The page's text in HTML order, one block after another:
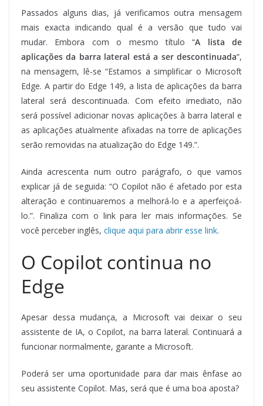
Passados alguns dias, já verificamos outra mensagem
mais exacta indicando qual é a versão que tudo vai
mudar. Embora com o mesmo título “A lista de
aplicações da barra lateral está a ser descontinuada“,
na mensagem, lê-se “Estamos a simplificar o Microsoft
Edge. A partir do Edge 149, a lista de aplicações da barra
lateral será descontinuada. Com efeito imediato, não
será possível adicionar novas aplicações à barra lateral e
as aplicações atualmente afixadas na torre de aplicações
serão removidas na atualização do Edge 149.”.
Ainda acrescenta num outro parágrafo, o que vamos
explicar já de seguida: “O Copilot não é afetado por esta
alteração e continuaremos a melhorá-lo e a aperfeiçoá-
lo.”. Finaliza com o link para ler mais informações. Se
você perceber inglês, clique aqui para abrir esse link.
O Copilot continua no
Edge
Apesar dessa mudança, a Microsoft vai deixar o seu
assistente de IA, o Copilot, na barra lateral. Continuará a
funcionar normalmente, garante a Microsoft.
Poderá ser uma oportunidade para dar mais ênfase ao
seu assistente Copilot. Mas, será que é uma boa aposta?